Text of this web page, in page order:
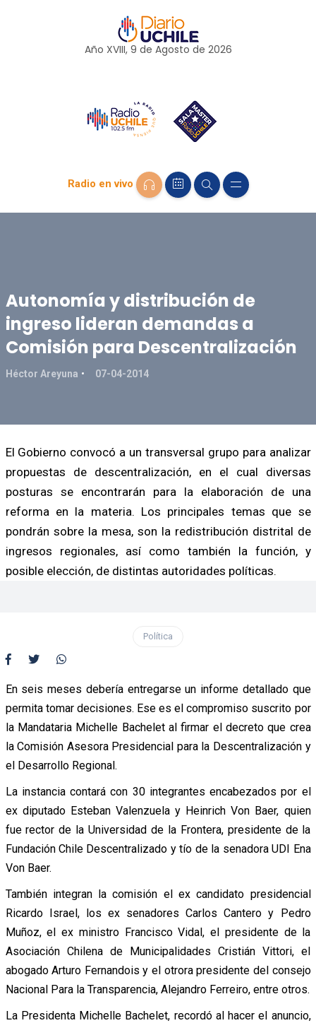
Año XVIII, 9 de Agosto de 2026
Radio en vivo
Autonomía y distribución de
ingreso lideran demandas a
Comisión para Descentralización
Héctor Areyuna 07-04-2014
El Gobierno convocó a un transversal grupo para analizar
propuestas de descentralización, en el cual diversas
posturas se encontrarán para la elaboración de una
reforma en la materia. Los principales temas que se
pondrán sobre la mesa, son la redistribución distrital de
ingresos regionales, así como también la función, y
posible elección, de distintas autoridades políticas.
Política
En seis meses debería entregarse un informe detallado que
permita tomar decisiones. Ese es el compromiso suscrito por
la Mandataria Michelle Bachelet al firmar el decreto que crea
la Comisión Asesora Presidencial para la Descentralización y
el Desarrollo Regional.
La instancia contará con 30 integrantes encabezados por el
ex diputado Esteban Valenzuela y Heinrich Von Baer, quien
fue rector de la Universidad de la Frontera, presidente de la
Fundación Chile Descentralizado y tío de la senadora UDI Ena
Von Baer.
También integran la comisión el ex candidato presidencial
Ricardo Israel, los ex senadores Carlos Cantero y Pedro
Muñoz, el ex ministro Francisco Vidal, el presidente de la
Asociación Chilena de Municipalidades Cristián Vittori, el
abogado Arturo Fernandois y el otrora presidente del consejo
Nacional Para la Transparencia, Alejandro Ferreiro, entre otros.
La Presidenta Michelle Bachelet, recordó al hacer el anuncio,